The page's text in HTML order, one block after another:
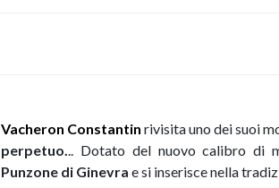
Vacheron Constantin rivisita uno dei suoi
perpetuo... Dotato del nuovo calibro di
Punzone di Ginevra e si inserisce nella